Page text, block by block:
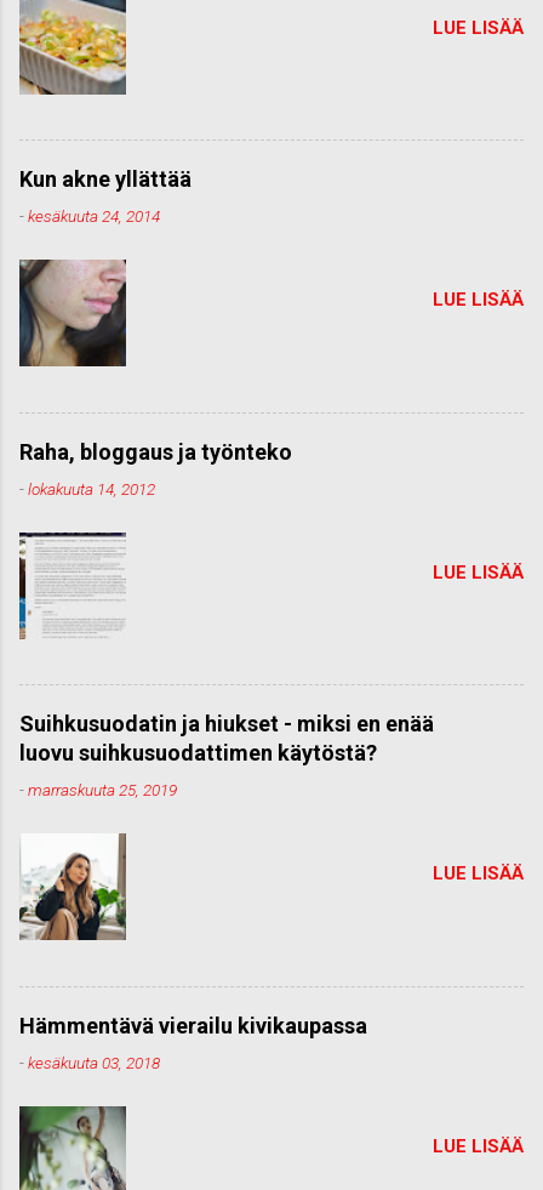
LUE LISÄÄ
Kun akne yllättää
-kesäkuuta 24, 2014
LUE LISÄÄ
Raha, bloggaus ja työnteko
-lokakuuta 14, 2012
LUE LISÄÄ
Suihkusuodatin ja hiukset - miksi en enää
luovu suihkusuodattimen käytöstä?
-marraskuuta 25, 2019
LUE LISÄÄ
Hämmentävä vierailu kivikaupassa
-kesäkuuta 03, 2018
LUE LISÄÄ